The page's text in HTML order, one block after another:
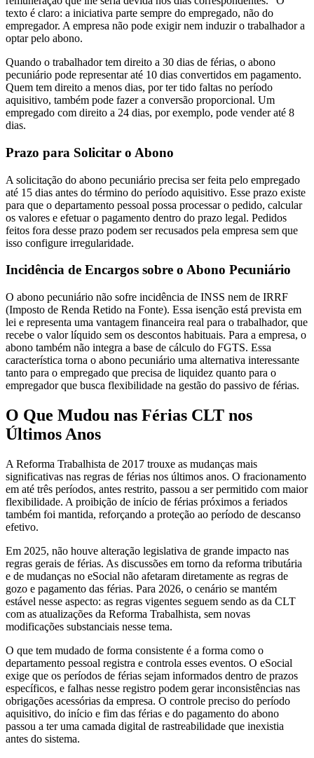
texto é claro: a iniciativa parte sempre do empregado, não do
empregador. A empresa não pode exigir nem induzir o trabalhador a
optar pelo abono.
Quando o trabalhador tem direito a 30 dias de férias, o abono
pecuniário pode representar até 10 dias convertidos em pagamento.
Quem tem direito a menos dias, por ter tido faltas no período
aquisitivo, também pode fazer a conversão proporcional. Um
empregado com direito a 24 dias, por exemplo, pode vender até 8
dias.
Prazo para Solicitar o Abono
A solicitação do abono pecuniário precisa ser feita pelo empregado
até 15 dias antes do término do período aquisitivo. Esse prazo existe
para que o departamento pessoal possa processar o pedido, calcular
os valores e efetuar o pagamento dentro do prazo legal. Pedidos
feitos fora desse prazo podem ser recusados pela empresa sem que
isso configure irregularidade.
Incidência de Encargos sobre o Abono Pecuniário
O abono pecuniário não sofre incidência de INSS nem de IRRF
(Imposto de Renda Retido na Fonte). Essa isenção está prevista em
lei e representa uma vantagem financeira real para o trabalhador, que
recebe o valor líquido sem os descontos habituais. Para a empresa, o
abono também não integra a base de cálculo do FGTS. Essa
característica torna o abono pecuniário uma alternativa interessante
tanto para o empregado que precisa de liquidez quanto para o
empregador que busca flexibilidade na gestão do passivo de férias.
O Que Mudou nas Férias CLT nos
Últimos Anos
A Reforma Trabalhista de 2017 trouxe as mudanças mais
significativas nas regras de férias nos últimos anos. O fracionamento
em até três períodos, antes restrito, passou a ser permitido com maior
flexibilidade. A proibição de início de férias próximos a feriados
também foi mantida, reforçando a proteção ao período de descanso
efetivo.
Em 2025, não houve alteração legislativa de grande impacto nas
regras gerais de férias. As discussões em torno da reforma tributária
e de mudanças no eSocial não afetaram diretamente as regras de
gozo e pagamento das férias. Para 2026, o cenário se mantém
estável nesse aspecto: as regras vigentes seguem sendo as da CLT
com as atualizações da Reforma Trabalhista, sem novas
modificações substanciais nesse tema.
O que tem mudado de forma consistente é a forma como o
departamento pessoal registra e controla esses eventos. O eSocial
exige que os períodos de férias sejam informados dentro de prazos
específicos, e falhas nesse registro podem gerar inconsistências nas
obrigações acessórias da empresa. O controle preciso do período
aquisitivo, do início e fim das férias e do pagamento do abono
passou a ter uma camada digital de rastreabilidade que inexistia
antes do sistema.